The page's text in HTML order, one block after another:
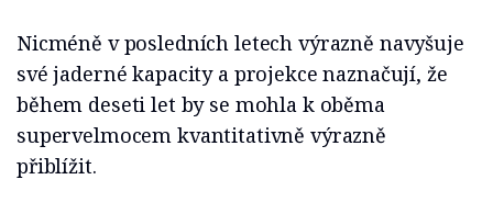
Nicméně v posledních letech výrazně navyšuje
své jaderné kapacity a projekce naznačují, že
během deseti let by se mohla k oběma
supervelmocem kvantitativně výrazně
přiblížit.